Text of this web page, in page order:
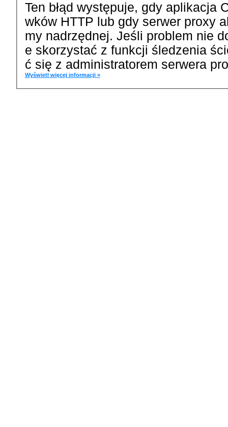
Ten błąd występuje, gdy aplikacja
wków HTTP lub gdy serwer proxy
my nadrzędnej. Jeśli problem nie
e skorzystać z funkcji śledzenia
ć się z administratorem serwera
Wyświetl więcej informacji »